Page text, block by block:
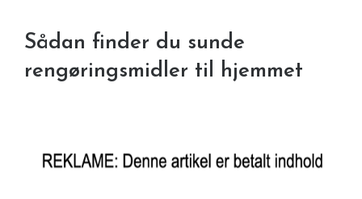
Sådan finder du sunde
rengøringsmidler til hjemmet